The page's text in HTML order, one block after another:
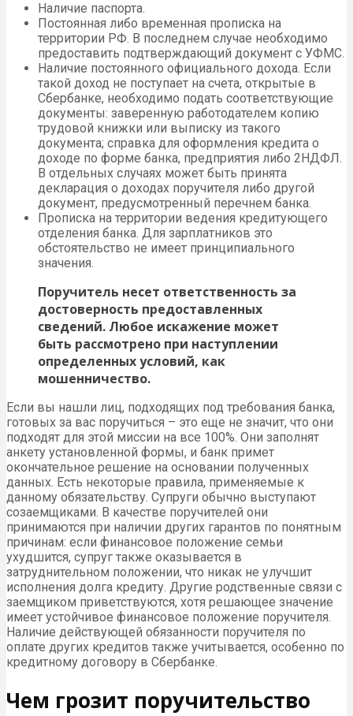
Наличие паспорта.
Постоянная либо временная прописка на
территории РФ. В последнем случае необходимо
предоставить подтверждающий документ с УФМС.
Наличие постоянного официального дохода. Если
такой доход не поступает на счета, открытые в
Сбербанке, необходимо подать соответствующие
документы: заверенную работодателем копию
трудовой книжки или выписку из такого
документа; справка для оформления кредита о
доходе по форме банка, предприятия либо 2НДФЛ.
В отдельных случаях может быть принята
декларация о доходах поручителя либо другой
документ, предусмотренный перечнем банка.
Прописка на территории ведения кредитующего
отделения банка. Для зарплатников это
обстоятельство не имеет принципиального
значения.
Поручитель несет ответственность за
достоверность предоставленных
сведений. Любое искажение может
быть рассмотрено при наступлении
определенных условий, как
мошенничество.
Если вы нашли лиц, подходящих под требования банка,
готовых за вас поручиться – это еще не значит, что они
подходят для этой миссии на все 100%. Они заполнят
анкету установленной формы, и банк примет
окончательное решение на основании полученных
данных. Есть некоторые правила, применяемые к
данному обязательству. Супруги обычно выступают
созаемщиками. В качестве поручителей они
принимаются при наличии других гарантов по понятным
причинам: если финансовое положение семьи
ухудшится, супруг также оказывается в
затруднительном положении, что никак не улучшит
исполнения долга кредиту. Другие родственные связи с
заемщиком приветствуются, хотя решающее значение
имеет устойчивое финансовое положение поручителя.
Наличие действующей обязанности поручителя по
оплате других кредитов также учитывается, особенно по
кредитному договору в Сбербанке.
Чем грозит поручительство